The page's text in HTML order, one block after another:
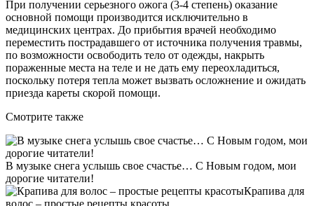
При получении серьезного ожога (3-4 степень) оказание
основной помощи производится исключительно в
медицинских центрах. До прибытия врачей необходимо
переместить пострадавшего от источника получения травмы,
по возможности освободить тело от одежды, накрыть
пораженные места на теле и не дать ему переохладиться,
поскольку потеря тепла может вызвать осложнение и ожидать
приезда кареты скорой помощи.
Смотрите также
В музыке снега услышь свое счастье… С Новым годом, мои
дорогие читатели!
Крапива для
волос – простые рецепты красоты